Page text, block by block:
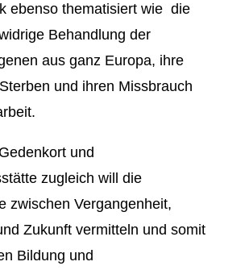
ebenso thematisiert wie die
Behandlung der
aus ganz Europa, ihre
und ihren Missbrauch
und
zugleich will die
zwischen Vergangenheit,
Zukunft vermitteln und somit
Bildung und